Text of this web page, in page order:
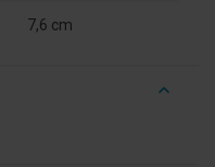
7,6 cm